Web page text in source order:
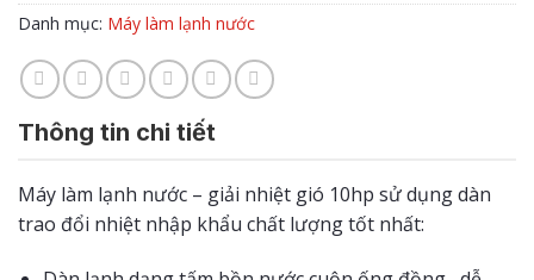
Danh mục: Máy làm lạnh nước
Thông tin chi tiết
Máy làm lạnh nước – giải nhiệt gió 10hp sử dụng dàn
trao đổi nhiệt nhập khẩu chất lượng tốt nhất: